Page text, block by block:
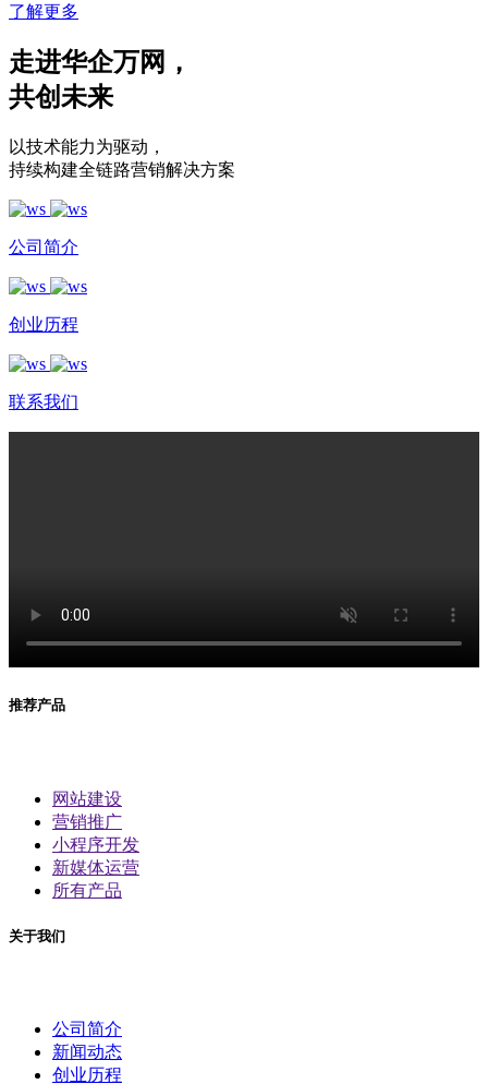
了解更多
走进华企万网 ，
共创未来
以技术能力为驱动 ，
持续构建全链路营销解决方案
公司简介
创业历程
联系我们
推荐产品
网站建设
营销推广
小程序开发
新媒体运营
所有产品
关于我们
公司简介
新闻动态
创业历程